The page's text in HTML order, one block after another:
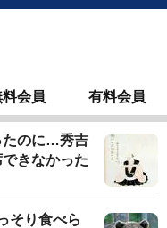
会員 有料会員
たのに…秀吉
きなかった
そり食べら